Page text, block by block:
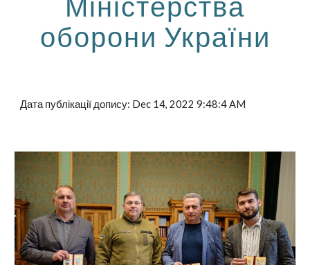
оборони України
Дата публікації допису: Dec 14, 2022 9:48:4 AM